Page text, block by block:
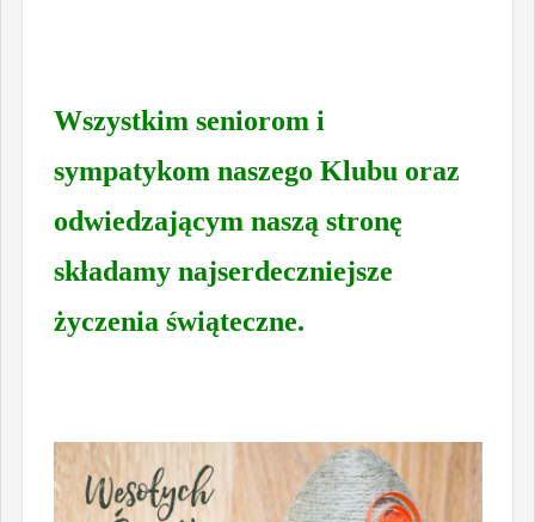
Wszystkim seniorom i
sympatykom naszego Klubu oraz
odwiedzającym naszą stronę
składamy najserdeczniejsze
życzenia świąteczne.